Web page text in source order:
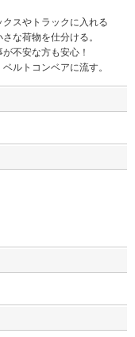
スやトラックに入れる
な荷物を仕分ける。
不安な方も安心！
ルトコンベアに流す。